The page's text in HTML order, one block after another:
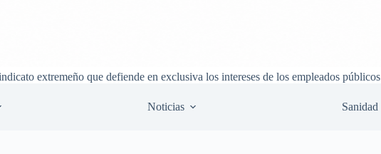
extremeño que defiende en exclusiva los intereses de los empleados públicos
Noticias Sanidad